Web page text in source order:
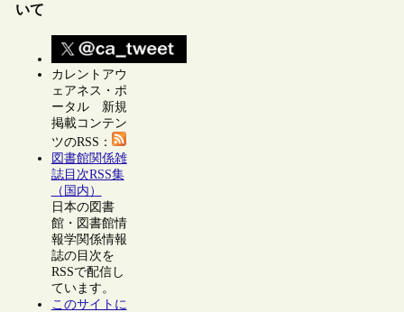
いて
カレントアウ
ェアネス・ポ
ータル 新規
掲載コンテン
ツのRSS：
図書館関係雑
誌目次RSS集
（国内）
日本の図書
館・図書館情
報学関係情報
誌の目次を
RSSで配信し
ています。
このサイトに